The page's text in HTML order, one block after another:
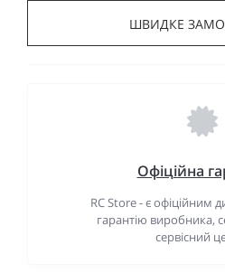
ШВИДКЕ
Офіційна
RC Store - є офіційним
гарантію виробника,
сервісний